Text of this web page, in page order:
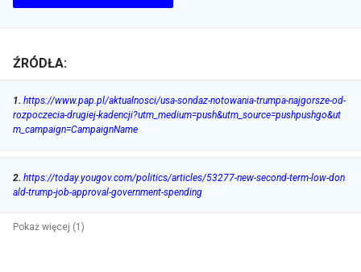
ŹRÓDŁA:
1. https://www.pap.pl/aktualnosci/usa-sondaz-notowania-trumpa-najgorsze-od-
rozpoczecia-drugiej-kadencji?utm_medium=push&utm_source=pushpushgo&ut
m_campaign=CampaignName
2. https://today.yougov.com/politics/articles/53277-new-second-term-low-don
ald-trump-job-approval-government-spending
Pokaż więcej (1)